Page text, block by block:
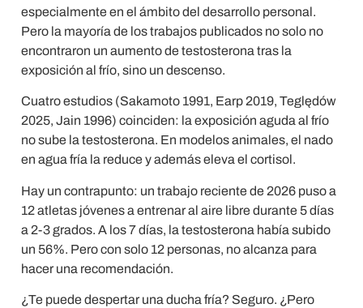
especialmente en el ámbito del desarrollo personal.
Pero la mayoría de los trabajos publicados no solo no
encontraron un aumento de testosterona tras la
exposición al frío, sino un descenso.
Cuatro estudios (Sakamoto 1991, Earp 2019, Teględów
2025, Jain 1996) coinciden: la exposición aguda al frío
no sube la testosterona. En modelos animales, el nado
en agua fría la reduce y además eleva el cortisol.
Hay un contrapunto: un trabajo reciente de 2026 puso a
12 atletas jóvenes a entrenar al aire libre durante 5 días
a 2-3 grados. A los 7 días, la testosterona había subido
un 56%. Pero con solo 12 personas, no alcanza para
hacer una recomendación.
¿Te puede despertar una ducha fría? Seguro. ¿Pero